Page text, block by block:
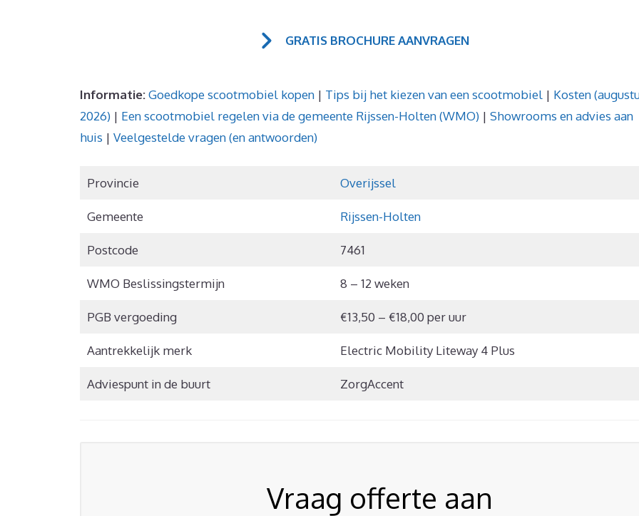
GRATIS BROCHURE AANVRAGEN
Informatie:Goedkope scootmobiel kopen | Tips bij het kiezen van een scootmobiel | Kosten
2026) | Een scootmobiel regelen via de gemeente Rijssen-Holten (WMO) | Showrooms en advies aan
huis | Veelgestelde vragen (en antwoorden)
Provincie Overijssel
Gemeente Rijssen-Holten
Postcode 7461
WMO Beslissingstermijn 8 – 12 weken
PGB vergoeding €13,50 – €18,00 per uur
Aantrekkelijk merk Electric Mobility Liteway 4 Plus
Adviespunt in de buurt ZorgAccent
Vraag offerte aan